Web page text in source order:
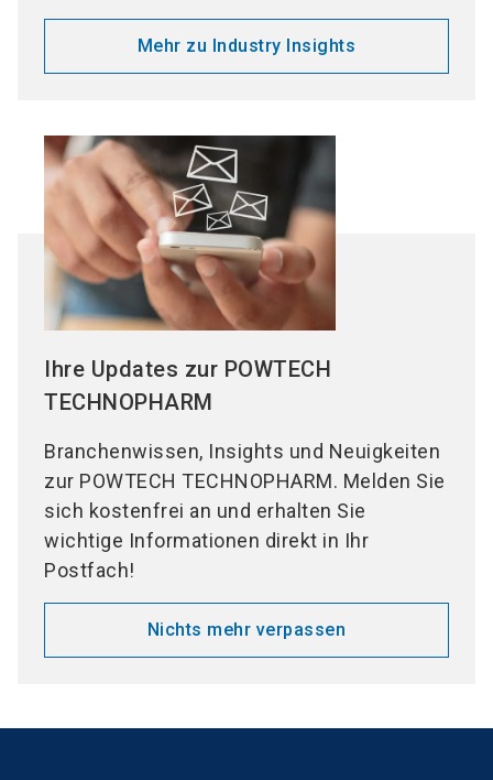
Mehr zu Industry Insights
Ihre Updates zur POWTECH
TECHNOPHARM
Branchenwissen, Insights und Neuigkeiten
zur POWTECH TECHNOPHARM. Melden Sie
sich kostenfrei an und erhalten Sie
wichtige Informationen direkt in Ihr
Postfach!
Nichts mehr verpassen